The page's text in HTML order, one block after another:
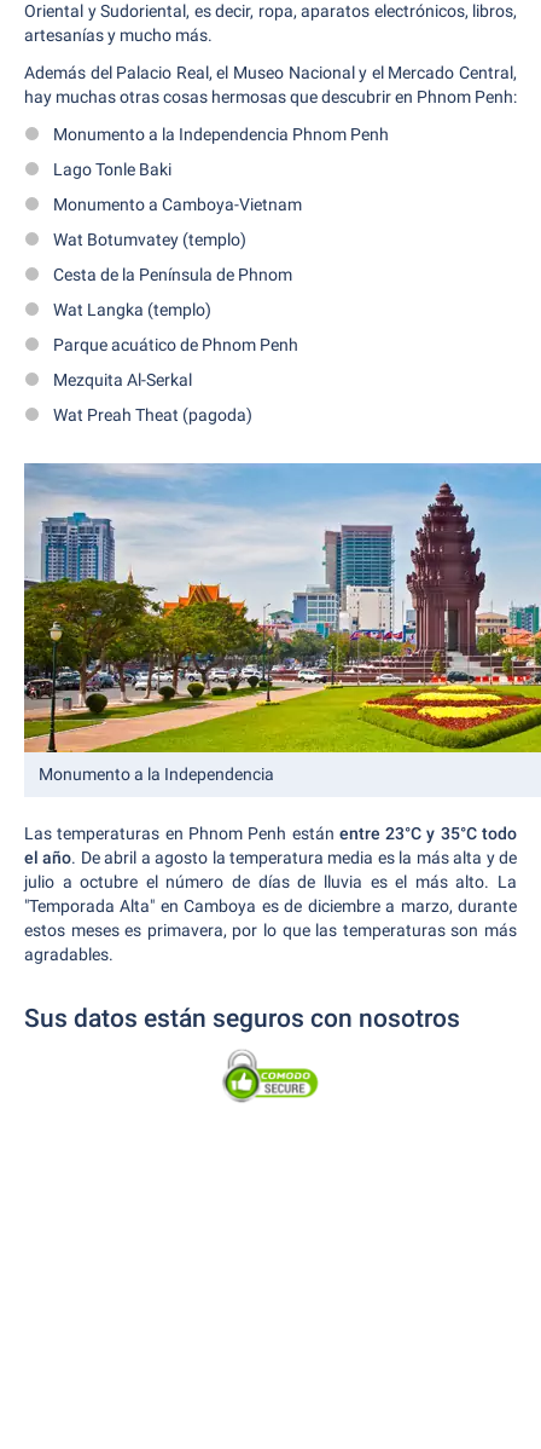
Oriental y Sudoriental, es decir, ropa, aparatos electrónicos, libros,
artesanías y mucho más.
Además del Palacio Real, el Museo Nacional y el Mercado Central,
hay muchas otras cosas hermosas que descubrir en Phnom Penh:
Monumento a la Independencia Phnom Penh
Lago Tonle Baki
Monumento a Camboya-Vietnam
Wat Botumvatey (templo)
Cesta de la Península de Phnom
Wat Langka (templo)
Parque acuático de Phnom Penh
Mezquita Al-Serkal
Wat Preah Theat (pagoda)
Monumento a la Independencia
Las temperaturas en Phnom Penh están entre 23°C y 35°C todo
el año. De abril a agosto la temperatura media es la más alta y de
julio a octubre el número de días de lluvia es el más alto. La
"Temporada Alta" en Camboya es de diciembre a marzo, durante
estos meses es primavera, por lo que las temperaturas son más
agradables.
Sus datos están seguros con nosotros